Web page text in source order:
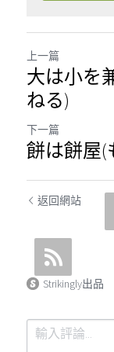
上一篇
大は小を
ねる)
下一篇
餅は餅屋(
返回網站
Strikingly出品